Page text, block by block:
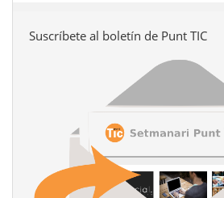
Suscríbete al boletín de Punt TIC